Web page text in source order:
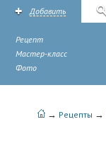
Добавить
Рецепт
Мастер-класс
Фото
→ Рецепты →